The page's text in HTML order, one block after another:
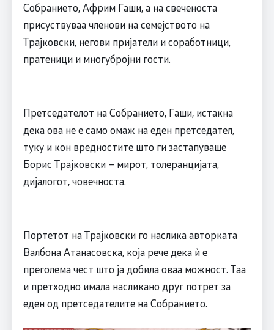
Собранието, Африм Гаши, а на свеченоста
присуствуваа членови на семејството на
Трајковски, негови пријатели и соработници,
пратеници и многубројни гости.
Претседателот на Собранието, Гаши, истакна
дека ова не е само омаж на еден претседател,
туку и кон вредностите што ги застапуваше
Борис Трајковски – мирот, толеранцијата,
дијалогот, човечноста.
Портетот на Трајковски го наслика авторката
Валбона Атанасовска, која рече дека ѝ е
преголема чест што ја добила оваа можност. Таа
и претходно имала насликано друг потрет за
еден од претседателите на Собранието.